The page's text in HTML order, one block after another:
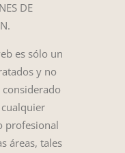
DE
es sólo un
y no
profesional
áreas, tales